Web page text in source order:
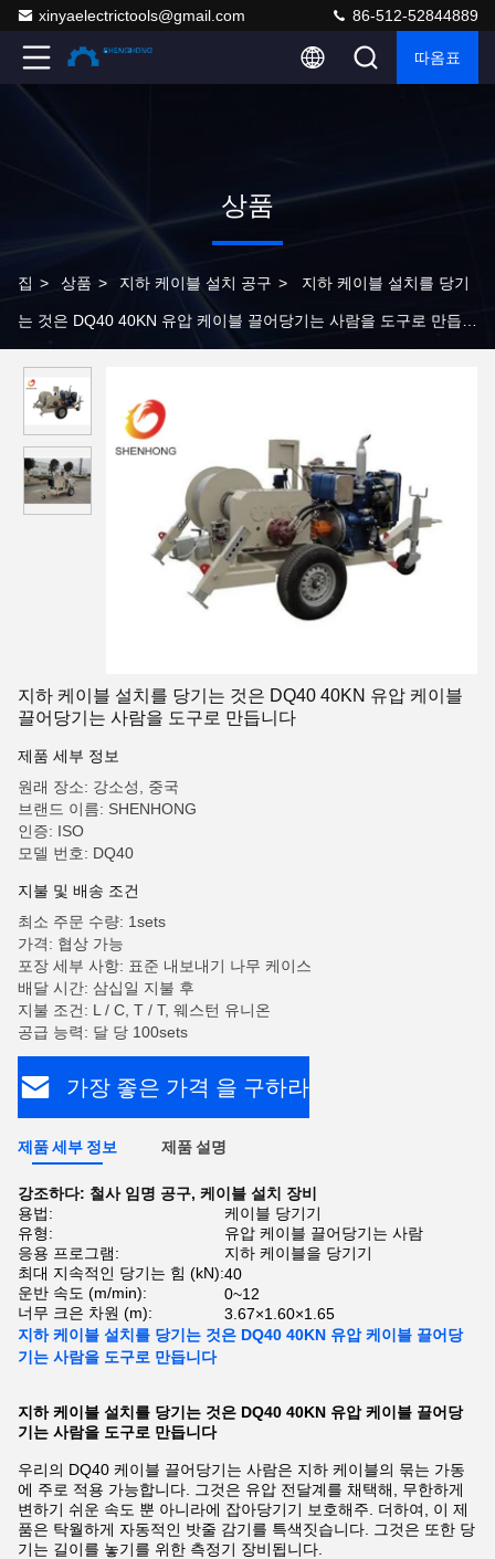
xinyaelectrictools@gmail.com 86-512-52844889
따옴표
상품
집 > 상품 > 지하 케이블 설치 공구 > 지하 케이블 설치를 당기
는 것은 DQ40 40KN 유압 케이블 끌어당기는 사람을 도구로 만듭니
지하 케이블 설치를 당기는 것은 DQ40 40KN 유압 케이블
끌어당기는 사람을 도구로 만듭니다
제품 세부 정보
원래 장소: 강소성, 중국
브랜드 이름: SHENHONG
인증: ISO
모델 번호: DQ40
지불 및 배송 조건
최소 주문 수량: 1sets
가격: 협상 가능
포장 세부 사항: 표준 내보내기 나무 케이스
배달 시간: 삼십일 지불 후
지불 조건: L / C, T / T, 웨스턴 유니온
공급 능력: 달 당 100sets
가장 좋은 가격 을 구하라
제품 세부 정보 제품 설명
강조하다: 철사 임명 공구, 케이블 설치 장비
용법:
케이블 당기기
유형:
유압 케이블 끌어당기는 사람
응용 프로그램:
지하 케이블을 당기기
최대 지속적인 당기는 힘 (kN):40
운반 속도 (m/min):
0~12
너무 크은 차원 (m):
3.67×1.60×1.65
지하 케이블 설치를 당기는 것은 DQ40 40KN 유압 케이블 끌어당
기는 사람을 도구로 만듭니다
지하 케이블 설치를 당기는 것은 DQ40 40KN 유압 케이블 끌어당
기는 사람을 도구로 만듭니다
우리의 DQ40 케이블 끌어당기는 사람은 지하 케이블의 묶는 가동
에 주로 적용 가능합니다. 그것은 유압 전달계를 채택해, 무한하게
변하기 쉬운 속도 뿐 아니라에 잡아당기기 보호해주. 더하여, 이 제
품은 탁월하게 자동적인 밧줄 감기를 특색짓습니다. 그것은 또한 당
기는 길이를 놓기를 위한 측정기 장비됩니다.